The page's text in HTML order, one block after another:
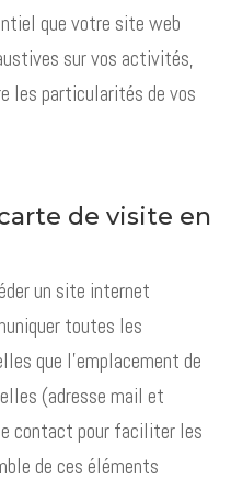
que votre site web
sur vos activités,
les particularités de vos
de visite en
un site internet
toutes les
que l’emplacement de
(adresse mail et
contact pour faciliter les
de ces éléments